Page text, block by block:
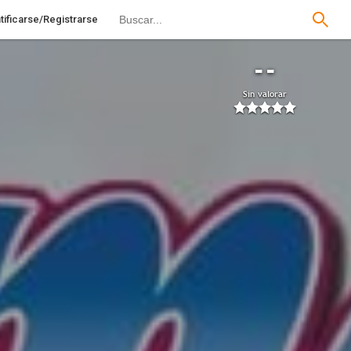
Registrarse
--
Sin valorar